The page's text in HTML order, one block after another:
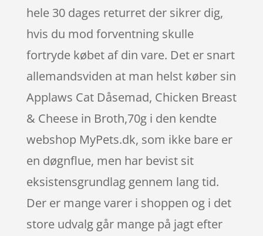
hele 30 dages returret der sikrer dig,
hvis du mod forventning skulle
fortryde købet af din vare. Det er snart
allemandsviden at man helst køber sin
Applaws Cat Dåsemad, Chicken Breast
& Cheese in Broth,70g i den kendte
webshop MyPets.dk, som ikke bare er
en døgnflue, men har bevist sit
eksistensgrundlag gennem lang tid.
Der er mange varer i shoppen og i det
store udvalg går mange på jagt efter